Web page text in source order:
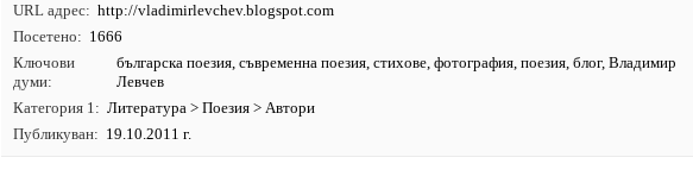
URL адрес
http://vladimirlevchev.blogspot.com
Посетено
1666
Ключови
думи
българска поезия,съвременна поезия,стихове,фотография,поезия,блог, Владимир
Левчев
Категория 1
Литература > Поезия > Автори
Публикуван
19.10.2011 г.